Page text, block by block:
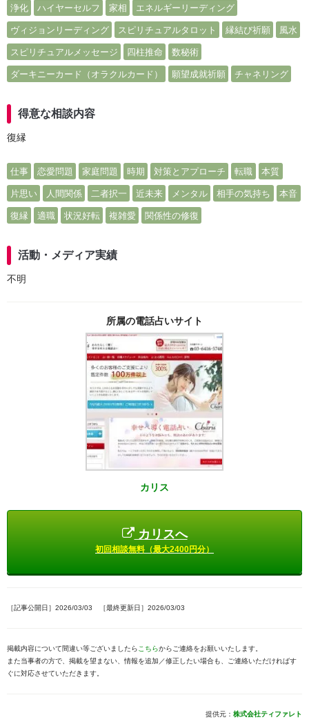
浄化 ハイヤーセルフ 家相 エネルギーリーディング
ヴィジョンリーディング スピリチュアルタロット 縁結び祈願 風水
スピリチュアルメッセージ 四柱推命 数秘術
ダーキニーカード（オラクルカード） 願望成就祈願 チャネリング
得意な相談内容
復縁
仕事 恋愛問題 家庭問題 時期 対策とアプローチ 転職 本質
片思い 人間関係 二者択一 近未来 メンタル 相手の気持ち 本音
復縁 適職 状況好転 複雑愛 関係性の修復
活動・メディア実績
不明
所属の電話占いサイト
カリス
カリスへ
初回相談無料（最大2400円分）
［記事公開日］2026/03/03 ［最終更新日］2026/03/03
掲載内容について間違い等ございましたら こちらからご連絡をお願いいたします。
また当事者の方で、掲載を望まない、情報を追加／修正したい場合も、ご連絡いただければす
ぐに対応させていただきます。
提供元： 株式会社ティファレト